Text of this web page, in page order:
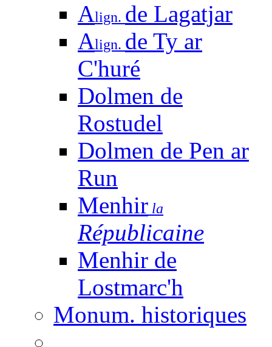
Align. de Lagatjar
Align. de Ty ar
C'huré
Dolmen de
Rostudel
Dolmen de Pen ar
Run
Menhir la
Républicaine
Menhir de
Lostmarc'h
Monum. historiques